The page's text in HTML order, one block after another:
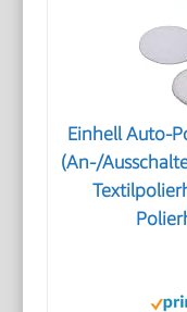
Einhell Auto-
(An-/